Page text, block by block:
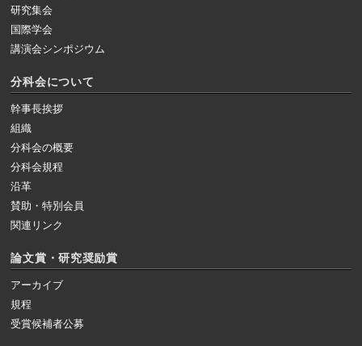
研究集会
国際学会
講演会シンポジウム
分科会について
幹事長挨拶
組織
分科会の概要
分科会規程
沿革
賛助・特別会員
関連リンク
論文賞・研究奨励賞
アーカイブ
規程
受賞候補者公募